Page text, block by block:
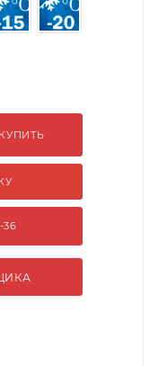
КУПИТЬ
36